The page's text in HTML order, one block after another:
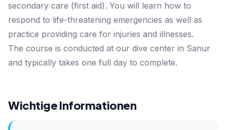
secondary care (first aid). You will learn how to
respond to life-threatening emergencies as well as
practice providing care for injuries and illnesses.
The course is conducted at our dive center in Sanur
and typically takes one full day to complete.
Wichtige Informationen